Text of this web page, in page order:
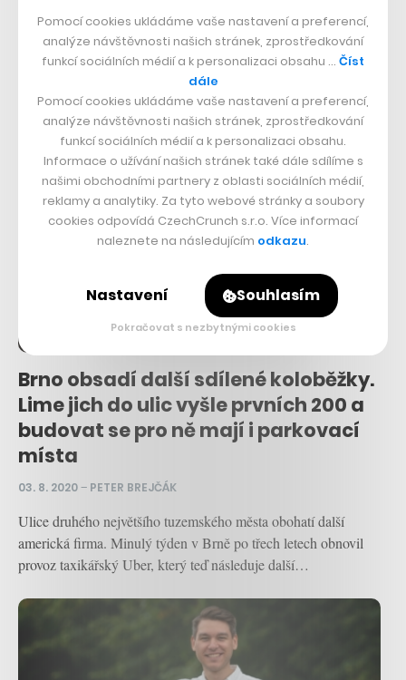
12. 10. 2020 – PETER BREJČÁK
Do ulic hlavního města se vrací sdílení elektrických kol, a to ve
velkém stylu. Poté, co původní služby jako Rekola nebo
Freebike svá eletrokola…
Brno obsadí další sdílené koloběžky.
Lime jich do ulic vyšle prvních 200 a
budovat se pro ně mají i parkovací
místa
03. 8. 2020– PETER BREJČÁK
Ulice druhého největšího tuzemského města obohatí další
americká firma. Minulý týden v Brně po třech letech obnovil
provoz taxikářský Uber, který teď následuje další…
Pomocí cookies ukládáme vaše nastavení a preferencí,
analýze návštěvnosti našich stránek, zprostředkování
funkcí sociálních médií a k personalizaci obsahu … Číst
dále
Pomocí cookies ukládáme vaše nastavení a preferencí,
analýze návštěvnosti našich stránek, zprostředkování
funkcí sociálních médií a k personalizaci obsahu.
Informace o užívání našich stránek také dále sdílíme s
našimi obchodními partnery z oblasti sociálních médií,
reklamy a analytiky. Za tyto webové stránky a soubory
cookies odpovídá CzechCrunch s.r.o. Více informací
naleznete na následujícím odkazu.
Nastavení Souhlasím
Pokračovat s nezbytnými cookies